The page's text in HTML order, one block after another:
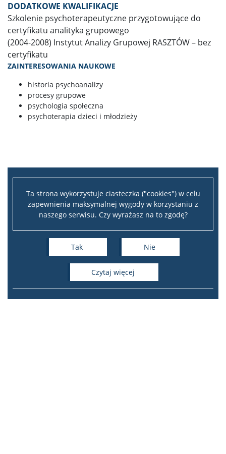
Ta strona wykorzystuje ciasteczka ("cookies") w celu
zapewnienia maksymalnej wygody w korzystaniu z
naszego serwisu. Czy wyrażasz na to zgodę?
Tak Nie
czytaj więcej
Program ,,Kultura I Rzeczypospolitej” 2022
Program ,,Hej Sokoły!” 2021
DODATKOWE KWALIFIKACJE
Szkolenie psychoterapeutyczne przygotowujące do
certyfikatu analityka grupowego
(2004-2008) Instytut Analizy Grupowej RASZTÓW – bez
certyfikatu
ZAINTERESOWANIA NAUKOWE
historia psychoanalizy
procesy grupowe
psychologia społeczna
psychoterapia dzieci i młodzieży